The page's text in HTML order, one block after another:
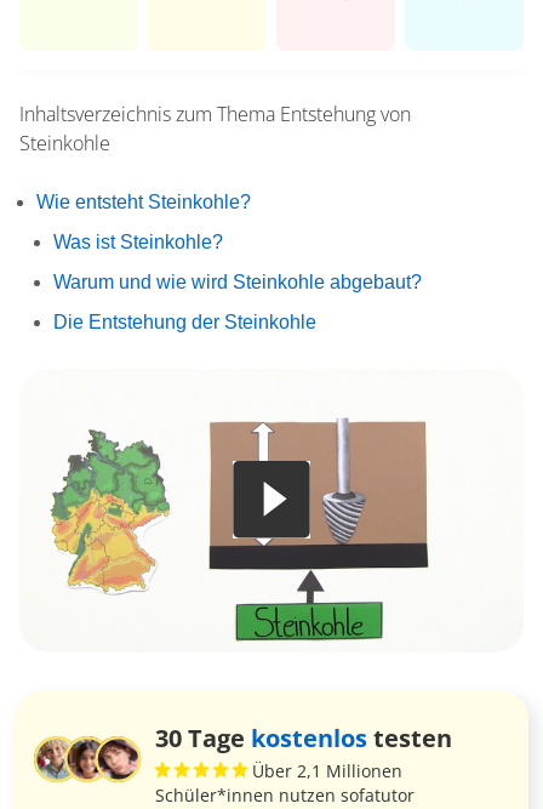
Inhaltsverzeichnis zum Thema Entstehung von
Steinkohle
Wie entsteht Steinkohle?
Was ist Steinkohle?
Warum und wie wird Steinkohle abgebaut?
Die Entstehung der Steinkohle
30 Tage kostenlostesten
Über 2,1 Millionen
Schüler*innen nutzen sofatutor